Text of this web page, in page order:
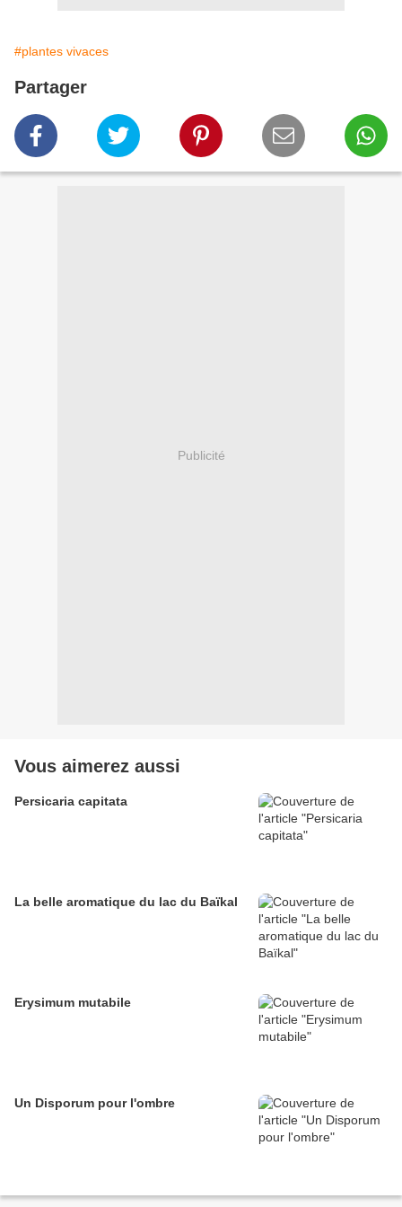
#plantes vivaces
Partager
Publicité
Vous aimerez aussi
Persicaria capitata
La belle aromatique du lac du Baïkal
Erysimum mutabile
Un Disporum pour l'ombre